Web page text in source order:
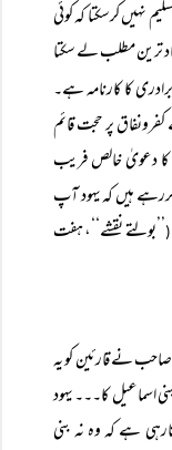
نہیں کرسکتا کہ کوئی
ترین مطلب لے سکتا
برادری کا کارنامہ ہے۔
پر حجت قائم
کا دعویٰ خالص فریب
ہیں کہ یہود آپ
(’’بولتے نقشے‘‘، ہفت
نے قارئین کو یہ
اسماعیل کا۔۔۔ یہود
ہے کہ وہ نہ بنی